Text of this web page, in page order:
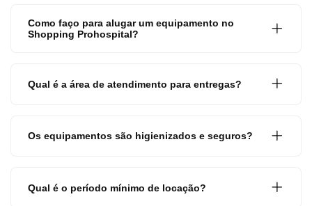
Como faço para alugar um equipamento no
Shopping Prohospital?
Qual é a área de atendimento para entregas?
Os equipamentos são higienizados e seguros?
Qual é o período mínimo de locação?